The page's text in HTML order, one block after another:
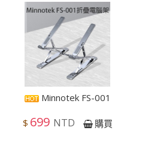
Minnotek FS-001
$ 699 NTD 購買